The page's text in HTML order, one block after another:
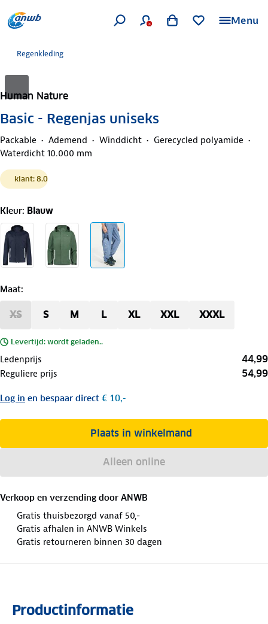
Menu
Regenkleding
Human Nature
Basic - Regenjas uniseks
Packable Ademend Winddicht
Gerecycled polyamide
Waterdicht 10.000 mm
klant: 8.0
Kleur: Blauw
Maat:
XS S M L XL XXL XXXL
Levertijd: wordt geladen..
Ledenprijs 44,99
Reguliere prijs 54,99
Log in en bespaar direct € 10,-
Plaats in winkelmand
Alleen online
Verkoop en verzending door ANWB
Gratis thuisbezorgd vanaf 50,-
Gratis afhalen in ANWB Winkels
Gratis retourneren binnen 30 dagen
Productinformatie